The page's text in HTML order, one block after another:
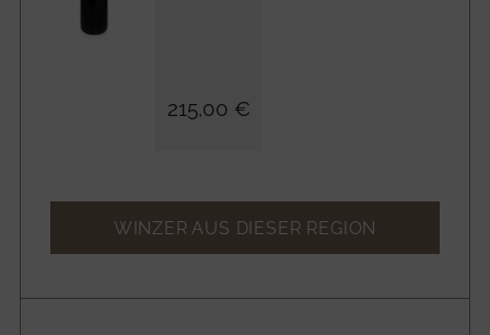
215,00 €
WINZER AUS DIESER REGION